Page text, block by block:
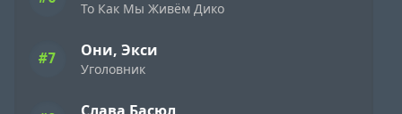
То Как Мы Живём Дико
#7 Они, Экси
Уголовник